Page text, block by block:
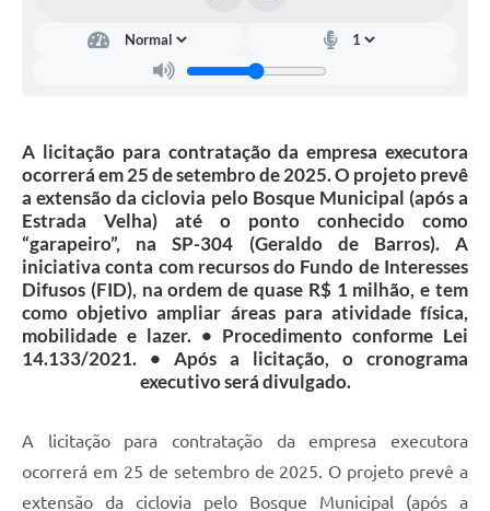
A licitação para contratação da empresa executora
ocorrerá em 25 de setembro de 2025. O projeto prevê
a extensão da ciclovia pelo Bosque Municipal (após a
Estrada Velha) até o ponto conhecido como
“garapeiro”, na SP-304 (Geraldo de Barros). A
iniciativa conta com recursos do Fundo de Interesses
Difusos (FID), na ordem de quase R$ 1 milhão, e tem
como objetivo ampliar áreas para atividade física,
mobilidade e lazer. • Procedimento conforme Lei
14.133/2021. • Após a licitação, o cronograma
executivo será divulgado.
A licitação para contratação da empresa executora
ocorrerá em 25 de setembro de 2025. O projeto prevê a
extensão da ciclovia pelo Bosque Municipal (após a